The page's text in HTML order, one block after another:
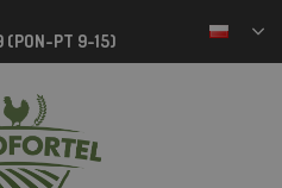
(PON-PT 9-15)